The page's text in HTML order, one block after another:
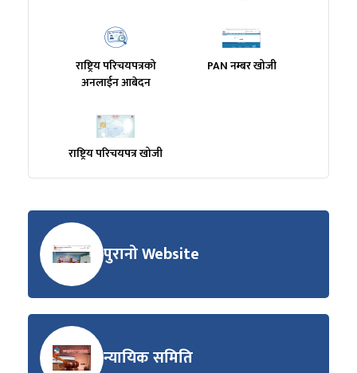
राष्ट्रिय परिचयपत्रको
अनलाईन आबेदन
PAN नम्बर खोजी
राष्ट्रिय परिचयपत्र खोजी
पुरानो Website
न्यायिक समिति